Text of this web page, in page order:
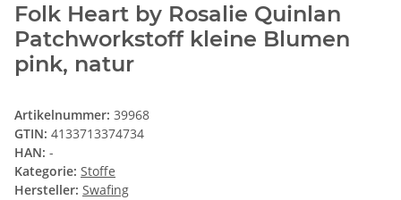
Folk Heart by Rosalie Quinlan
Patchworkstoff kleine Blumen
pink, natur
Artikelnummer: 39968
GTIN: 4133713374734
HAN: -
Kategorie: Stoffe
Hersteller: Swafing